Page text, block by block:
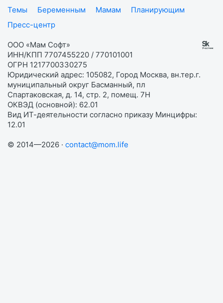
Темы
Беременным Мамам
Планирующим
Пресс-центр
ООО «Мам Софт»
ИНН/КПП 7707455220 / 770101001
ОГРН 1217700330275
Юридический адрес: 105082, Город Москва, вн.тер.г.
муниципальный округ Басманный, пл
Спартаковская, д. 14, стр. 2, помещ. 7Н
ОКВЭД (основной): 62.01
Вид ИТ-деятельности согласно приказу Минцифры:
12.01
© 2014—2026 · contact@mom.life